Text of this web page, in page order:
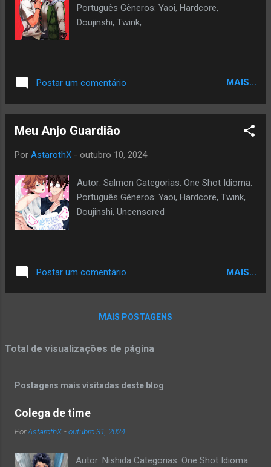
Português Gêneros: Yaoi, Hardcore,
Doujinshi, Twink,
Postar um comentário MAIS...
Meu Anjo Guardião
Por AstarothX - outubro 10, 2024
Autor: Salmon Categorias: One Shot Idioma:
Português Gêneros: Yaoi, Hardcore, Twink,
Doujinshi, Uncensored
Postar um comentário MAIS...
MAIS POSTAGENS
Total de visualizações de página
Postagens mais visitadas deste blog
Colega de time
PorAstarothX -outubro 31, 2024
Autor: Nishida Categorias: One Shot Idioma: